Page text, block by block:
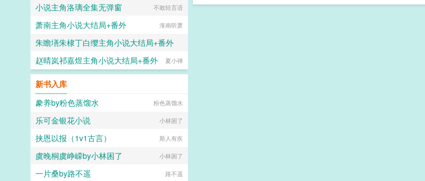
笑笑森
小说主角洛璃全集无弹窗 不敢轻言语
萧南主角小说大结局+番外 淮南听萧
朱瞻墡朱棣丁白缨主角小说大结局+番外
最喜纯爱大后宫的萌新
赵晴岚祁嘉煜主角小说大结局+番外 夏小禅
新书入库
豢养by粉色蒸馏水
粉色蒸馏水
乐可金银花小说 小林困了
挟恩以报（1v1古言） 斯人有疾
虞晚桐虞峥嵘by小林困了 小林困了
一片桑by路不遥 路不遥